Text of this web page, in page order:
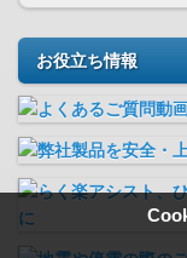
お役立ち情報